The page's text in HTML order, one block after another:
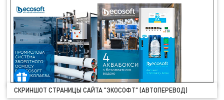
СКРИНШОТ СТРАНИЦЫ САЙТА "ЭКОСОФТ" (АВТОПЕРЕВОД)